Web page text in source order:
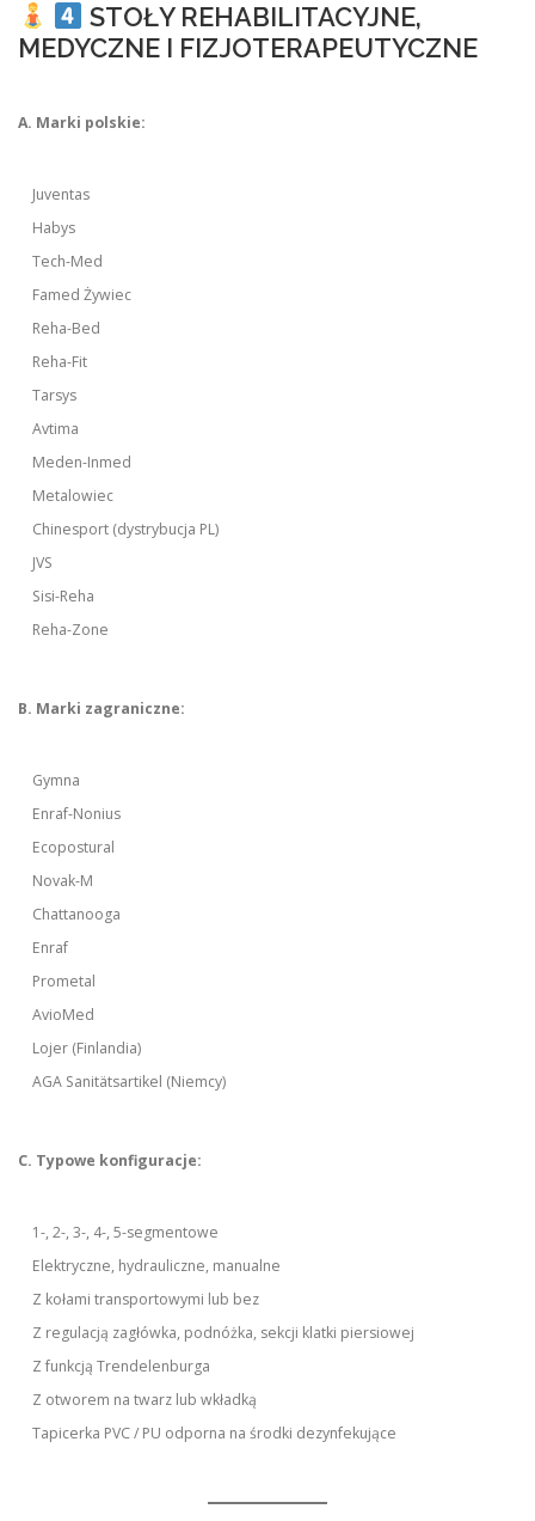
STOŁY REHABILITACYJNE,
MEDYCZNE I FIZJOTERAPEUTYCZNE
A. Marki polskie:
Juventas
Habys
Tech-Med
Famed Żywiec
Reha-Bed
Reha-Fit
Tarsys
Avtima
Meden-Inmed
Metalowiec
Chinesport (dystrybucja PL)
JVS
Sisi-Reha
Reha-Zone
B. Marki zagraniczne:
Gymna
Enraf-Nonius
Ecopostural
Novak-M
Chattanooga
Enraf
Prometal
AvioMed
Lojer (Finlandia)
AGA Sanitätsartikel (Niemcy)
C. Typowe konfiguracje:
1-, 2-, 3-, 4-, 5-segmentowe
Elektryczne, hydrauliczne, manualne
Z kołami transportowymi lub bez
Z regulacją zagłówka, podnóżka, sekcji klatki piersiowej
Z funkcją Trendelenburga
Z otworem na twarz lub wkładką
Tapicerka PVC / PU odporna na środki dezynfekujące